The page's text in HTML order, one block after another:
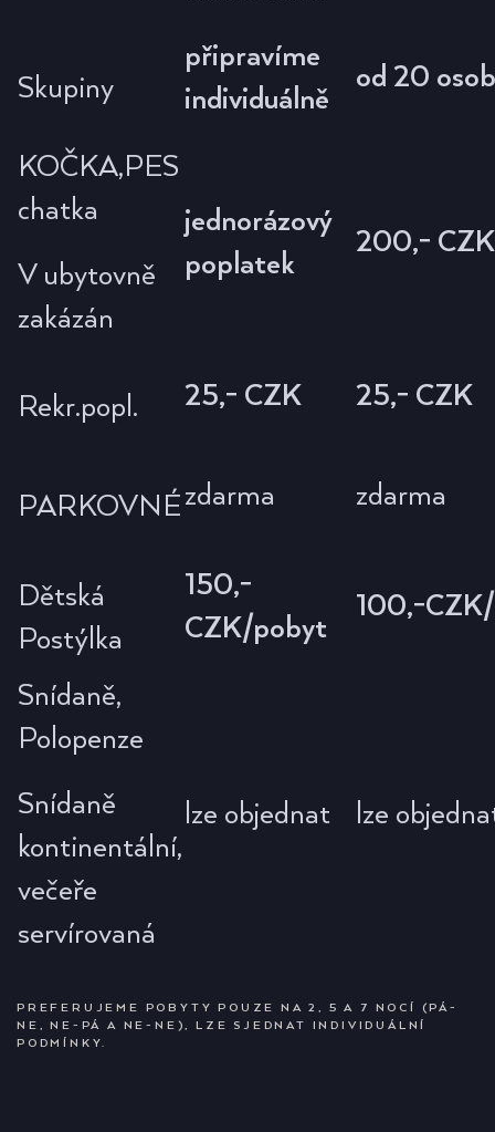
Skupiny
připravíme
individuálně
od 20 osob
KOČKA,PES
chatka
V ubytovně
zakázán
jednorázový
poplatek
200,- CZK
Rekr.popl. 25,- CZK 25,- CZK
PARKOVNÉzdarma zdarma
Dětská
Postýlka
150,-
CZK/pobyt
100,-
Snídaně,
Polopenze
Snídaně
kontinentální,
večeře
servírovaná
lze objednat lze
PREFERUJEME POBYTY POUZE NA 2, 5 A 7 NOCÍ (PÁ-
NE, NE-PÁ A NE-NE), LZE SJEDNAT INDIVIDUÁLNÍ
PODMÍNKY.